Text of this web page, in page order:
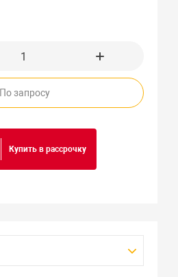
По запросу
Купить в рассрочку